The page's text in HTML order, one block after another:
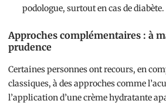
podologue, surtout en cas de diabète.
Approches complémentaires : à
prudence
Certaines personnes ont recours, en
classiques, à des approches comme
l’application d’une crème hydratante